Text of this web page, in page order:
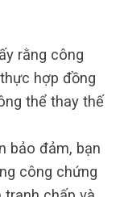
rằng công
hợp đồng
thể thay thế
bảo đảm, bạn
công chứng